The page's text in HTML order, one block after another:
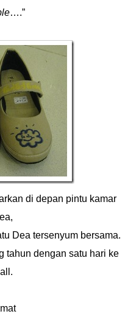
….”
di depan pintu kamar
Dea tersenyum bersama.
tahun dengan satu hari ke